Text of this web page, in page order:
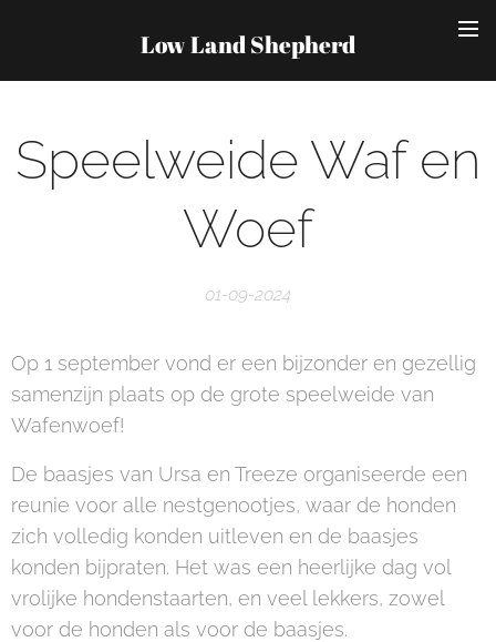
Low Land Shepherd
Speelweide Waf en
Woef
01-09-2024
Op 1 september vond er een bijzonder en gezellig
samenzijn plaats op de grote speelweide van
Wafenwoef!
De baasjes van Ursa en Treeze organiseerde een
reunie voor alle nestgenootjes, waar de honden
zich volledig konden uitleven en de baasjes
konden bijpraten. Het was een heerlijke dag vol
vrolijke hondenstaarten, en veel lekkers, zowel
voor de honden als voor de baasjes.